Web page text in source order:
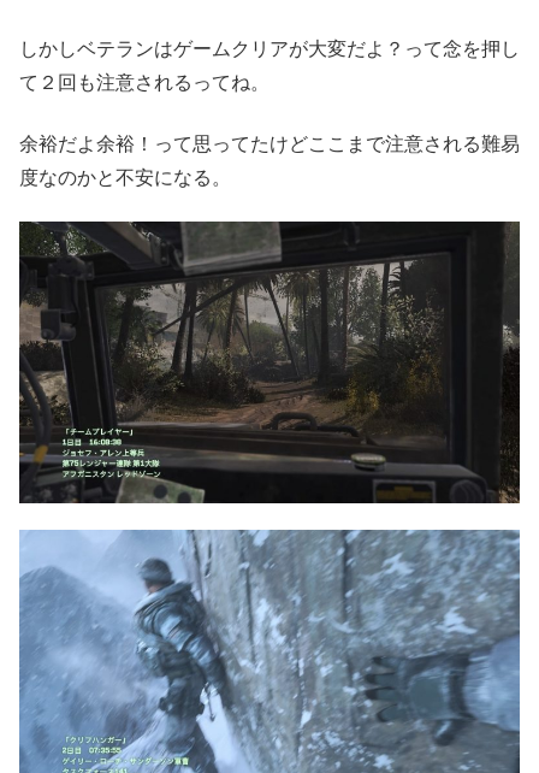
しかしベテランはゲームクリアが大変だよ？って念を押し
て２回も注意されるってね。
余裕だよ余裕！って思ってたけどここまで注意される難易
度なのかと不安になる。